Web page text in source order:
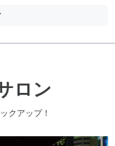
ロン
クアップ！